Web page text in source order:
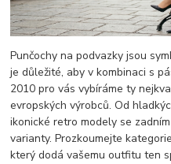
Punčochy na podvazky jsou
je důležité, aby v kombinaci s
2010 pro vás vybíráme ty
evropských výrobců. Od
ikonické retro modely se
varianty. Prozkoumejte
který dodá vašemu outfitu ten